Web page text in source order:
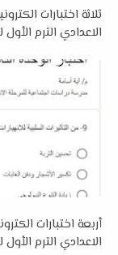
ثلاثة اختبارات
الاعدادي الترم
أربعة اختبارات
الاعدادي الترم